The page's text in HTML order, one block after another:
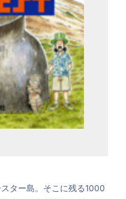
ター島。そこに残る1000